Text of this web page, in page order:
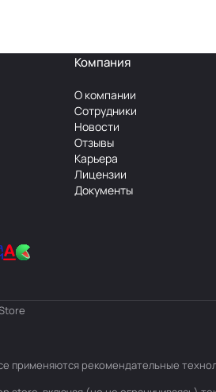
Компания
О компании
Сотрудники
Новости
Отзывы
Карьера
Лицензии
Документы
применяются рекомендательные